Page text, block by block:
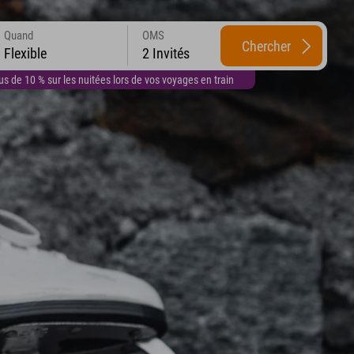
de 10 % sur les nuitées lors de vos voyages en train
Quand
Flexible
OMS
2 Invités Chercher